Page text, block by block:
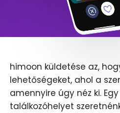
himoon küldetése az,
lehetőségeket, ahol a
amennyire úgy néz ki.
találkozóhelyet